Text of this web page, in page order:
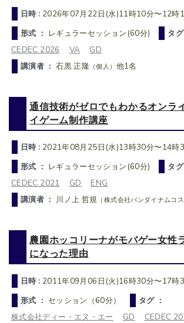
日時 : 2026年07月22日(水)11時10分〜12時
形式 ： レギュラーセッション(60分)
タグ
CEDEC 2026
VA
GD
講演者 ：石黒 正隆 （個人） 他1名
通信技術がゼロでもわかるオンラ
イゲーム制作講座
日時 : 2021年08月25日(水)13時30分〜14時
形式 ： レギュラーセッション(60分)
タグ
CEDEC 2021
GD
ENG
講演者 ：川ノ上 哲規 （株式会社バンダイナムコス
農園ホッコリーナがモバゲー女性
になった理由
日時 : 2011年09月06日(火)16時30分〜17時
形式 ： セッション（60分）
タグ ：
株式会社ディー・エヌ・エー
GD CEDEC